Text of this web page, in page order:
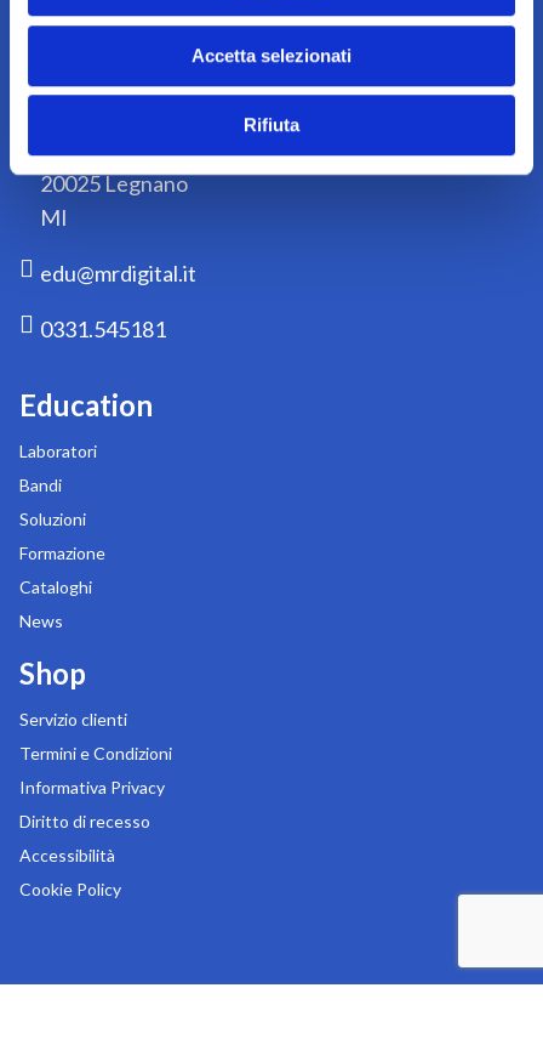
Accetta selezionati
Rifiuta
Contatti
Via Liguria 76/78
20025 Legnano
MI
edu@mrdigital.it
0331.545181
Education
Laboratori
Bandi
Soluzioni
Formazione
Cataloghi
News
Shop
Servizio clienti
Termini e Condizioni
Informativa Privacy
Diritto di recesso
Accessibilità
Cookie Policy
newsletter:
trattamento comunicazioni/newsletter per
aggiornamenti su iniziative, prodotti e servizi.